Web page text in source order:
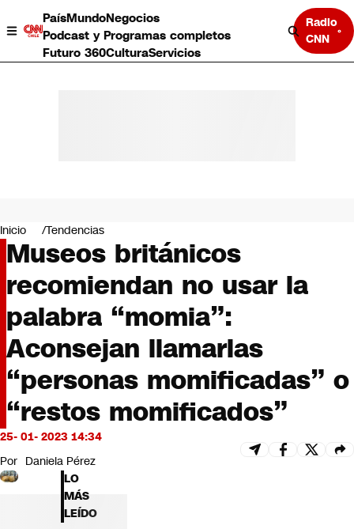
PaísMundoNegocios
Podcast y Programas completos
Futuro 360CulturaServicios
Radio
CNN
Negocios
Deportes
Programas completos
Cultura
Servicios
Bits
CNN tiempo
Futuro 360
Opinión
Inicio Tendencias
Museos británicos
recomiendan no usar la
palabra “momia”:
Aconsejan llamarlas
“personas momificadas” o
“restos momificados”
25- 01- 2023 14:34
Por Daniela Pérez
LO
MÁS
LEÍDO